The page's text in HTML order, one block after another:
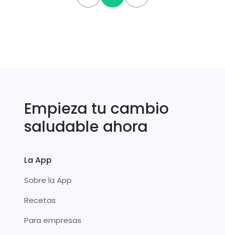
Empieza tu cambio
saludable ahora
La App
Sobre la App
Recetas
Para empresas